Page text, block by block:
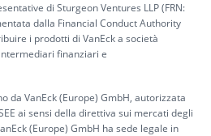
di Sturgeon Ventures LLP (FRN:
dalla Financial Conduct Authority
i prodotti di VanEck a società
finanziari e
da VanEck (Europe) GmbH, autorizzata
ai sensi della direttiva sui mercati degli
(Europe) GmbH ha sede legale in